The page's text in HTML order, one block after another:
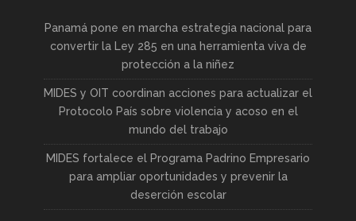
Panamá pone en marcha estrategia nacional para
convertir la Ley 285 en una herramienta viva de
protección a la niñez
MIDES y OIT coordinan acciones para actualizar el
Protocolo País sobre violencia y acoso en el
mundo del trabajo
MIDES fortalece el Programa Padrino Empresario
para ampliar oportunidades y prevenir la
deserción escolar